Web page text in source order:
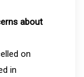
about
on
in